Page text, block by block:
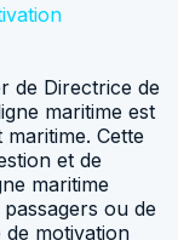
de Directrice de
maritime est
Cette
et de
maritime
passagers ou de
de motivation